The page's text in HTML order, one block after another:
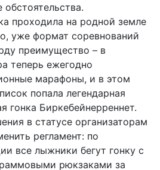
проходила на родной земле
уже формат соревнований
преимущество – в
теперь ежегодно
марафоны, и в этом
попала легендарная
гонка Биркебейнерреннет.
в статусе организаторам
регламент: по
все лыжники бегут гонку с
рюкзаками за